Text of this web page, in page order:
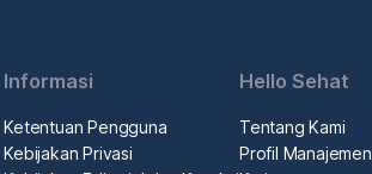
Informasi
Ketentuan Pengguna
Kebijakan Privasi
Hello Sehat
Tentang Kami
Profil Manajemen